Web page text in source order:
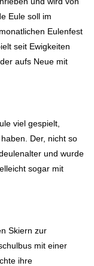
Eule soll im
Eulenfest
seit Ewigkeiten
aufs Neue mit
viel gespielt,
Der, nicht so
und wurde
sogar mit
Skiern zur
mit einer
ihre